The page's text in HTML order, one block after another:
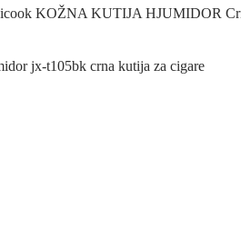
KOŽNA KUTIJA HJUMIDOR